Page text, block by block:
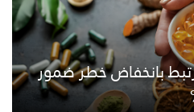
بانخفاض خطر ضمور